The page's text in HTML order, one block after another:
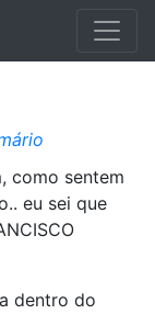
como sentem
eu sei que
dentro do